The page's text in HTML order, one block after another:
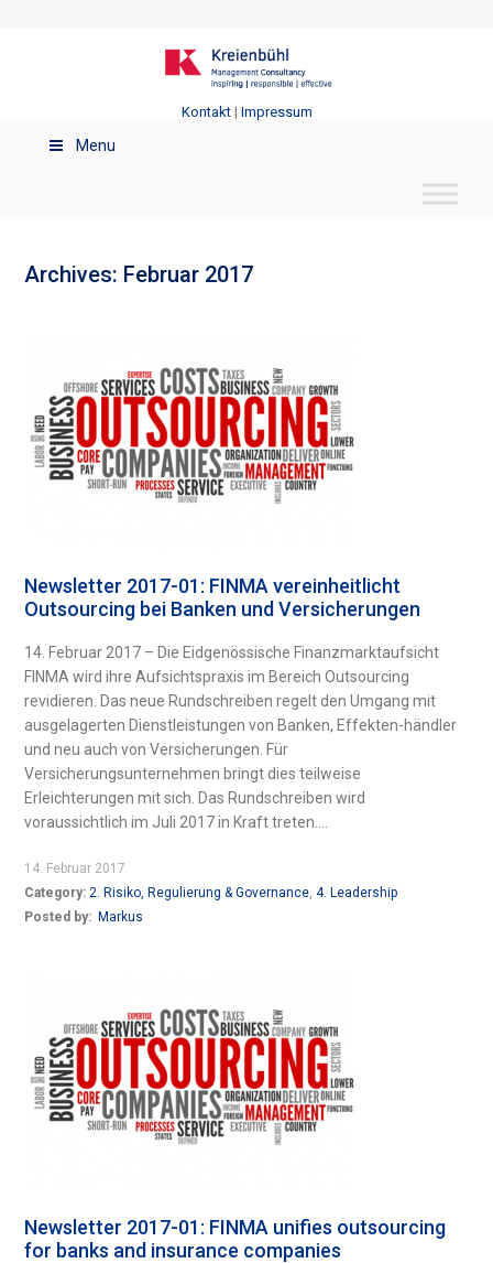
Kontakt| Impressum
Menu
Archives: Februar 2017
Newsletter 2017-01: FINMA vereinheitlicht
Outsourcing bei Banken und Versicherungen
14. Februar 2017 – Die Eidgenössische Finanzmarktaufsicht
FINMA wird ihre Aufsichtspraxis im Bereich Outsourcing
revidieren. Das neue Rundschreiben regelt den Umgang mit
ausgelagerten Dienstleistungen von Banken, Effekten-händler
und neu auch von Versicherungen. Für
Versicherungsunternehmen bringt dies teilweise
Erleichterungen mit sich. Das Rundschreiben wird
voraussichtlich im Juli 2017 in Kraft treten....
14. Februar 2017
Category:2. Risiko, Regulierung & Governance,4. Leadership
Posted by: Markus
Newsletter 2017-01: FINMA unifies outsourcing
for banks and insurance companies